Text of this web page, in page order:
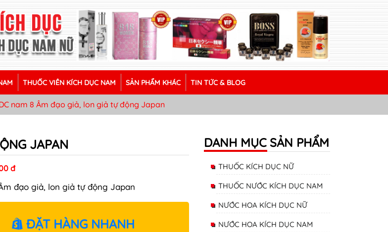
THUỐC VIÊN KÍCH DỤC NAM SẢN PHẨM KHÁC TIN TỨC & BLOG
nam 8 Âm đạo giả, lon giả tự động Japan
JAPAN
đ
đạo giả, lon giả tự động Japan
ĐẶT HÀNG NHANH
DANH MỤC SẢN PHẨM
THUỐC KÍCH DỤC NỮ
THUỐC NƯỚC KÍCH DỤC NAM
NƯỚC HOA KÍCH DỤC NỮ
NƯỚC HOA KÍCH DỤC NAM